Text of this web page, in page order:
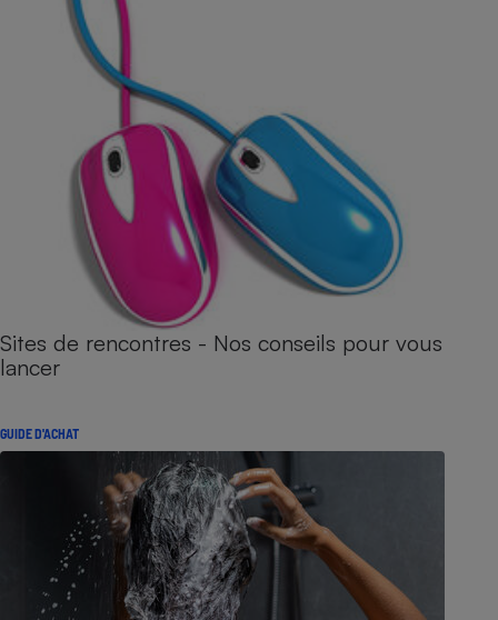
Sites de rencontres - Nos conseils pour vous
lancer
GUIDE D'ACHAT